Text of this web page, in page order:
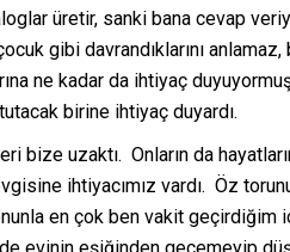
üretir, sanki bana cevap
gibi davrandıklarını
ne kadar da ihtiyaç
birine ihtiyaç duyardı.
bize uzaktı. Onların da
ihtiyacımız vardı. Öz
en çok ben vakit geçirdiğim